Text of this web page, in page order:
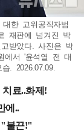
한 고위공직자범
재판에 넘겨진 박
받았다. 사진은 박
에서 '윤석열 전 대
. 2026.07.09.